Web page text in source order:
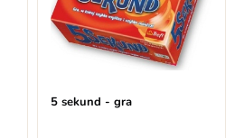
5 sekund - gra